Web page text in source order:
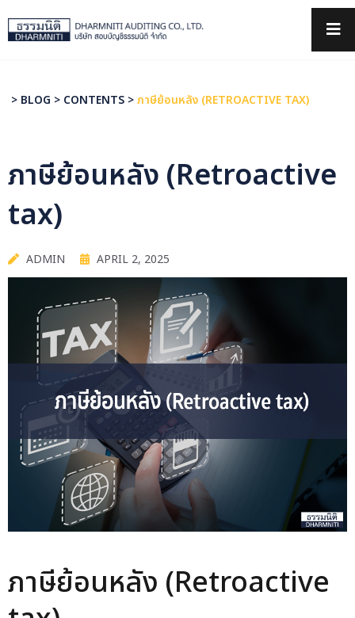
> BLOG > CONTENTS >ภาษีย้อนหลัง (RETROACTIVE TAX)
ภาษีย้อนหลัง (Retroactive
tax)
ADMIN APRIL 2, 2025
ภาษีย้อนหลัง (Retroactive
×